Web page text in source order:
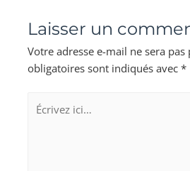
Laisser un
Votre adresse e-mail ne sera pas
obligatoires sont indiqués avec*
Écrivez
ici…